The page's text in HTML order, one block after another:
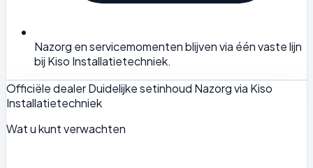
Nazorg en servicemomenten blijven via één vaste lijn
bij Kiso Installatietechniek.
Officiële dealerDuidelijke setinhoud Nazorg via Kiso
Installatietechniek
Wat u kunt verwachten